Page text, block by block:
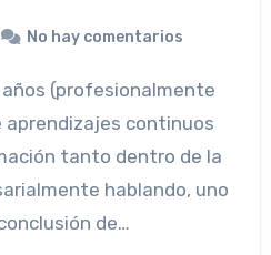
No hay comentarios
aprendizajes continuos
tanto dentro de la
hablando, uno
de…